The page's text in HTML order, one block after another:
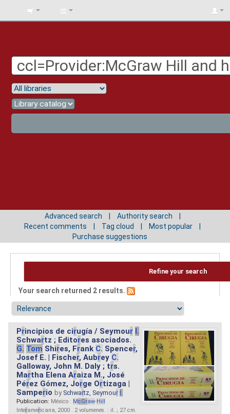
BIBLIOTECA
Advanced search
Authority search
Recent comments
Tag cloud
Most popular
Purchase suggestions
Refine your search
Your search returned 2 results.
Principios de cirugía / Seymour I.
Schwartz ; Editores asociados.
G. Tom Shires, Frank C. Spencer,
Josef E. | Fischer, Aubrey C.
Galloway, John M. Daly ; trs.
Martha Elena Araiza M., José
Pérez Gómez, Jorge Ortizaga |
Samperio by Schwartz, Seymour I.
Publication: México : McGraw-Hill
Interamericana, 2000 . 2 volumenes. : il. ; 27 cm.